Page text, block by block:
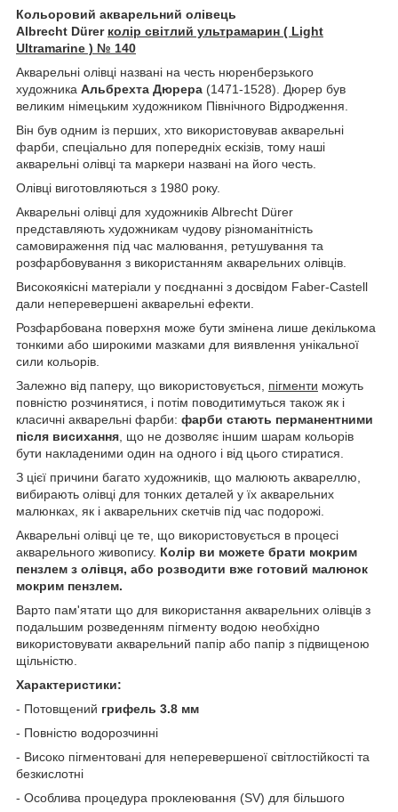
Кольоровий акварельний олівець
Albrecht Dürer колір світлий ультрамарин ( Light
Ultramarine ) № 140
Акварельні олівці названі на честь нюренберзького
художника Альбрехта Дюрера (1471-1528). Дюрер був
великим німецьким художником Північного Відродження.
Він був одним із перших, хто використовував акварельні
фарби, спеціально для попередніх ескізів, тому наші
акварельні олівці та маркери названі на його честь.
Олівці виготовляються з 1980 року.
Акварельні олівці для художників Albrecht Dürer
представляють художникам чудову різноманітність
самовираження під час малювання, ретушування та
розфарбовування з використанням акварельних олівців.
Високоякісні матеріали у поєднанні з досвідом Faber-Castell
дали неперевершені акварельні ефекти.
Розфарбована поверхня може бути змінена лише декількома
тонкими або широкими мазками для виявлення унікальної
сили кольорів.
Залежно від паперу, що використовується, пігменти можуть
повністю розчинятися, і потім поводитимуться також як і
класичні акварельні фарби: фарби стають перманентними
після висихання , що не дозволяє іншим шарам кольорів
бути накладеними один на одного і від цього стиратися.
З цієї причини багато художників, що малюють аквареллю,
вибирають олівці для тонких деталей у їх акварельних
малюнках, як і акварельних скетчів під час подорожі.
Акварельні олівці це те, що використовується в процесі
акварельного живопису. Колір ви можете брати мокрим
пензлем з олівця, або розводити вже готовий малюнок
мокрим пензлем.
Варто пам'ятати що для використання акварельних олівців з
подальшим розведенням пігменту водою необхідно
використовувати акварельний папір або папір з підвищеною
щільністю.
Характеристики:
- Потовщений грифель 3.8 мм
- Повністю водорозчинні
- Високо пігментовані для неперевершеної світлостійкості та
безкислотні
- Особлива процедура проклеювання (SV) для більшого